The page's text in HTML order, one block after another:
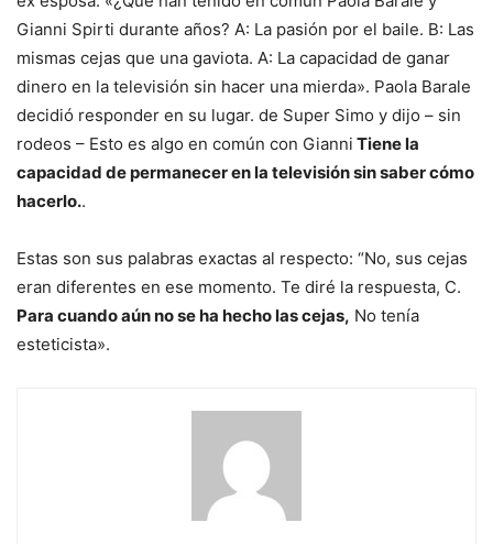
Gianni Spirti durante años? A: La pasión por el baile. B: Las
mismas cejas que una gaviota. A: La capacidad de ganar
dinero en la televisión sin hacer una mierda». Paola Barale
decidió responder en su lugar. de Super Simo y dijo – sin
rodeos – Esto es algo en común con Gianni Tiene la
capacidad de permanecer en la televisión sin saber cómo
hacerlo..
Estas son sus palabras exactas al respecto: “No, sus cejas
eran diferentes en ese momento. Te diré la respuesta, C.
Para cuando aún no se ha hecho las cejas, No tenía
esteticista».